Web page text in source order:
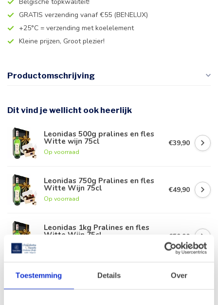
Toestemming Details Over
GRATIS verzending vanaf €55 (BENELUX)
+25°C = verzending met koelelement
Kleine prijzen, Groot plezier!
Productomschrijving
Dit vind je wellicht ook heerlijk
Leonidas 500g pralines en fles
Witte wijn 75cl
Op voorraad
€39,90
Leonidas 750g Pralines en fles
Witte Wijn 75cl
Op voorraad
€49,90
Leonidas 1kg Pralines en fles
Witte Wijn 75cl €59,90
CAVA Tentaciõn De Mont de
Marcal Brut 75cl.
Op voorraad